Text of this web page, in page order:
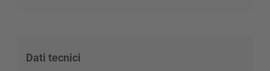
Dati tecnici